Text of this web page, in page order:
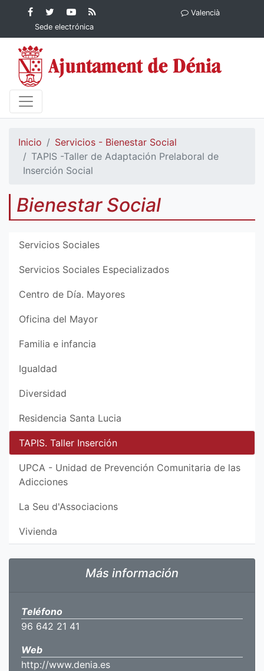
Contenido principalFacebook
Ayuntamiento de
Dénia
Ayuntamiento
de Dénia
YouTube
Ayuntamiento
de Dénia
Ayuntamiento
Sede electrónica
Valencià
Inicio
Servicios - Bienestar Social
TAPIS -Taller de Adaptación Prelaboral de
Inserción Social
Bienestar Social
Servicios Sociales
Servicios Sociales Especializados
Centro de Día. Mayores
Oficina del Mayor
Familia e infancia
Igualdad
Diversidad
Residencia Santa Lucia
TAPIS. Taller Inserción
UPCA - Unidad de Prevención Comunitaria de las
Adicciones
La Seu d'Associacions
Vivienda
Más información
Teléfono
96 642 21 41
Web
http://www.denia.es